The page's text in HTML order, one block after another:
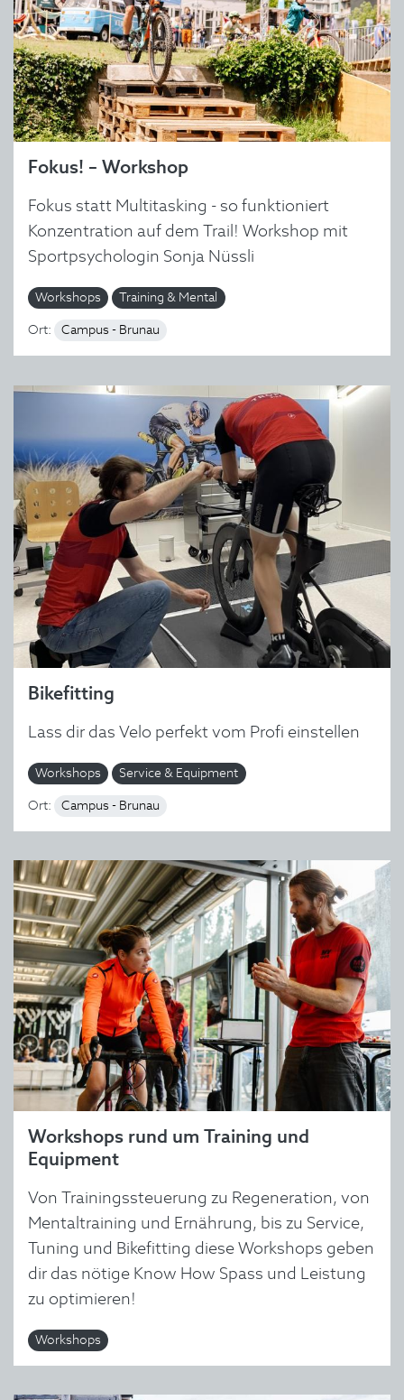
Fokus! – Workshop
Fokus statt Multitasking - so funktioniert
Konzentration auf dem Trail! Workshop mit
Sportpsychologin Sonja Nüssli
Workshops Training & Mental
Ort: Campus - Brunau
Bikefitting
Lass dir das Velo perfekt vom Profi einstellen
Workshops Service & Equipment
Ort: Campus - Brunau
Workshops rund um Training und
Equipment
Von Trainingssteuerung zu Regeneration, von
Mentaltraining und Ernährung, bis zu Service,
Tuning und Bikefitting diese Workshops geben
dir das nötige Know How Spass und Leistung
zu optimieren!
Workshops